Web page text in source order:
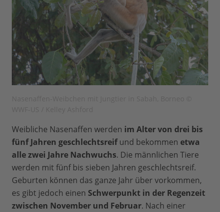
Weibliche Nasenaffen werden im Alter von drei bis
fünf Jahren geschlechtsreifund bekommen etwa
alle zwei Jahre Nachwuchs. Die männlichen Tiere
werden mit fünf bis sieben Jahren geschlechtsreif.
Geburten können das ganze Jahr über vorkommen,
es gibt jedoch einen Schwerpunkt in der Regenzeit
zwischen November und Februar. Nach einer